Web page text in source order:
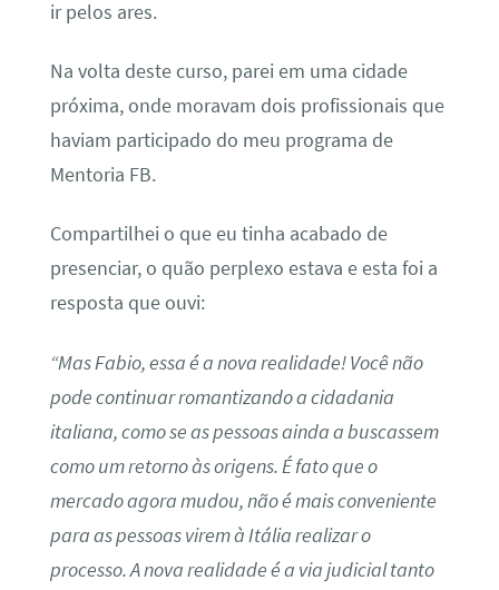
ir pelos ares.
Na volta deste curso, parei em uma cidade
próxima, onde moravam dois profissionais que
haviam participado do meu programa de
Mentoria FB.
Compartilhei o que eu tinha acabado de
presenciar, o quão perplexo estava e esta foi a
resposta que ouvi:
“Mas Fabio, essa é a nova realidade! Você não
pode continuar romantizando a cidadania
italiana, como se as pessoas ainda a buscassem
como um retorno às origens. É fato que o
mercado agora mudou, não é mais conveniente
para as pessoas virem à Itália realizar o
processo. A nova realidade é a via judicial tanto